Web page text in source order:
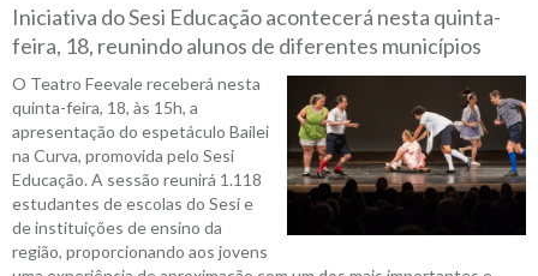
Iniciativa do Sesi Educação acontecerá nesta quinta-
feira, 18, reunindo alunos de diferentes municípios
O Teatro Feevale receberá nesta
quinta-feira, 18, às 15h, a
apresentação do espetáculo Bailei
na Curva, promovida pelo Sesi
Educação. A sessão reunirá 1.118
estudantes de escolas do Sesi e
de instituições de ensino da
região, proporcionando aos jovens